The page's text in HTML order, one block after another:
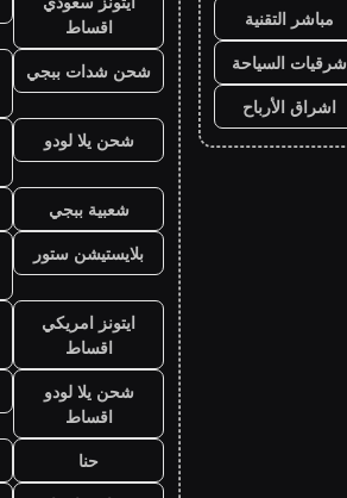
مباشر التقنية
شرقيات السياحة
اشراق الأرباح
اقساط
شحن شدات ببجي
شحن يلا لودو
شعبية ببجي
بلايستيشن ستور
ايتونز امريكي
اقساط
شحن يلا لودو
اقساط
حنا